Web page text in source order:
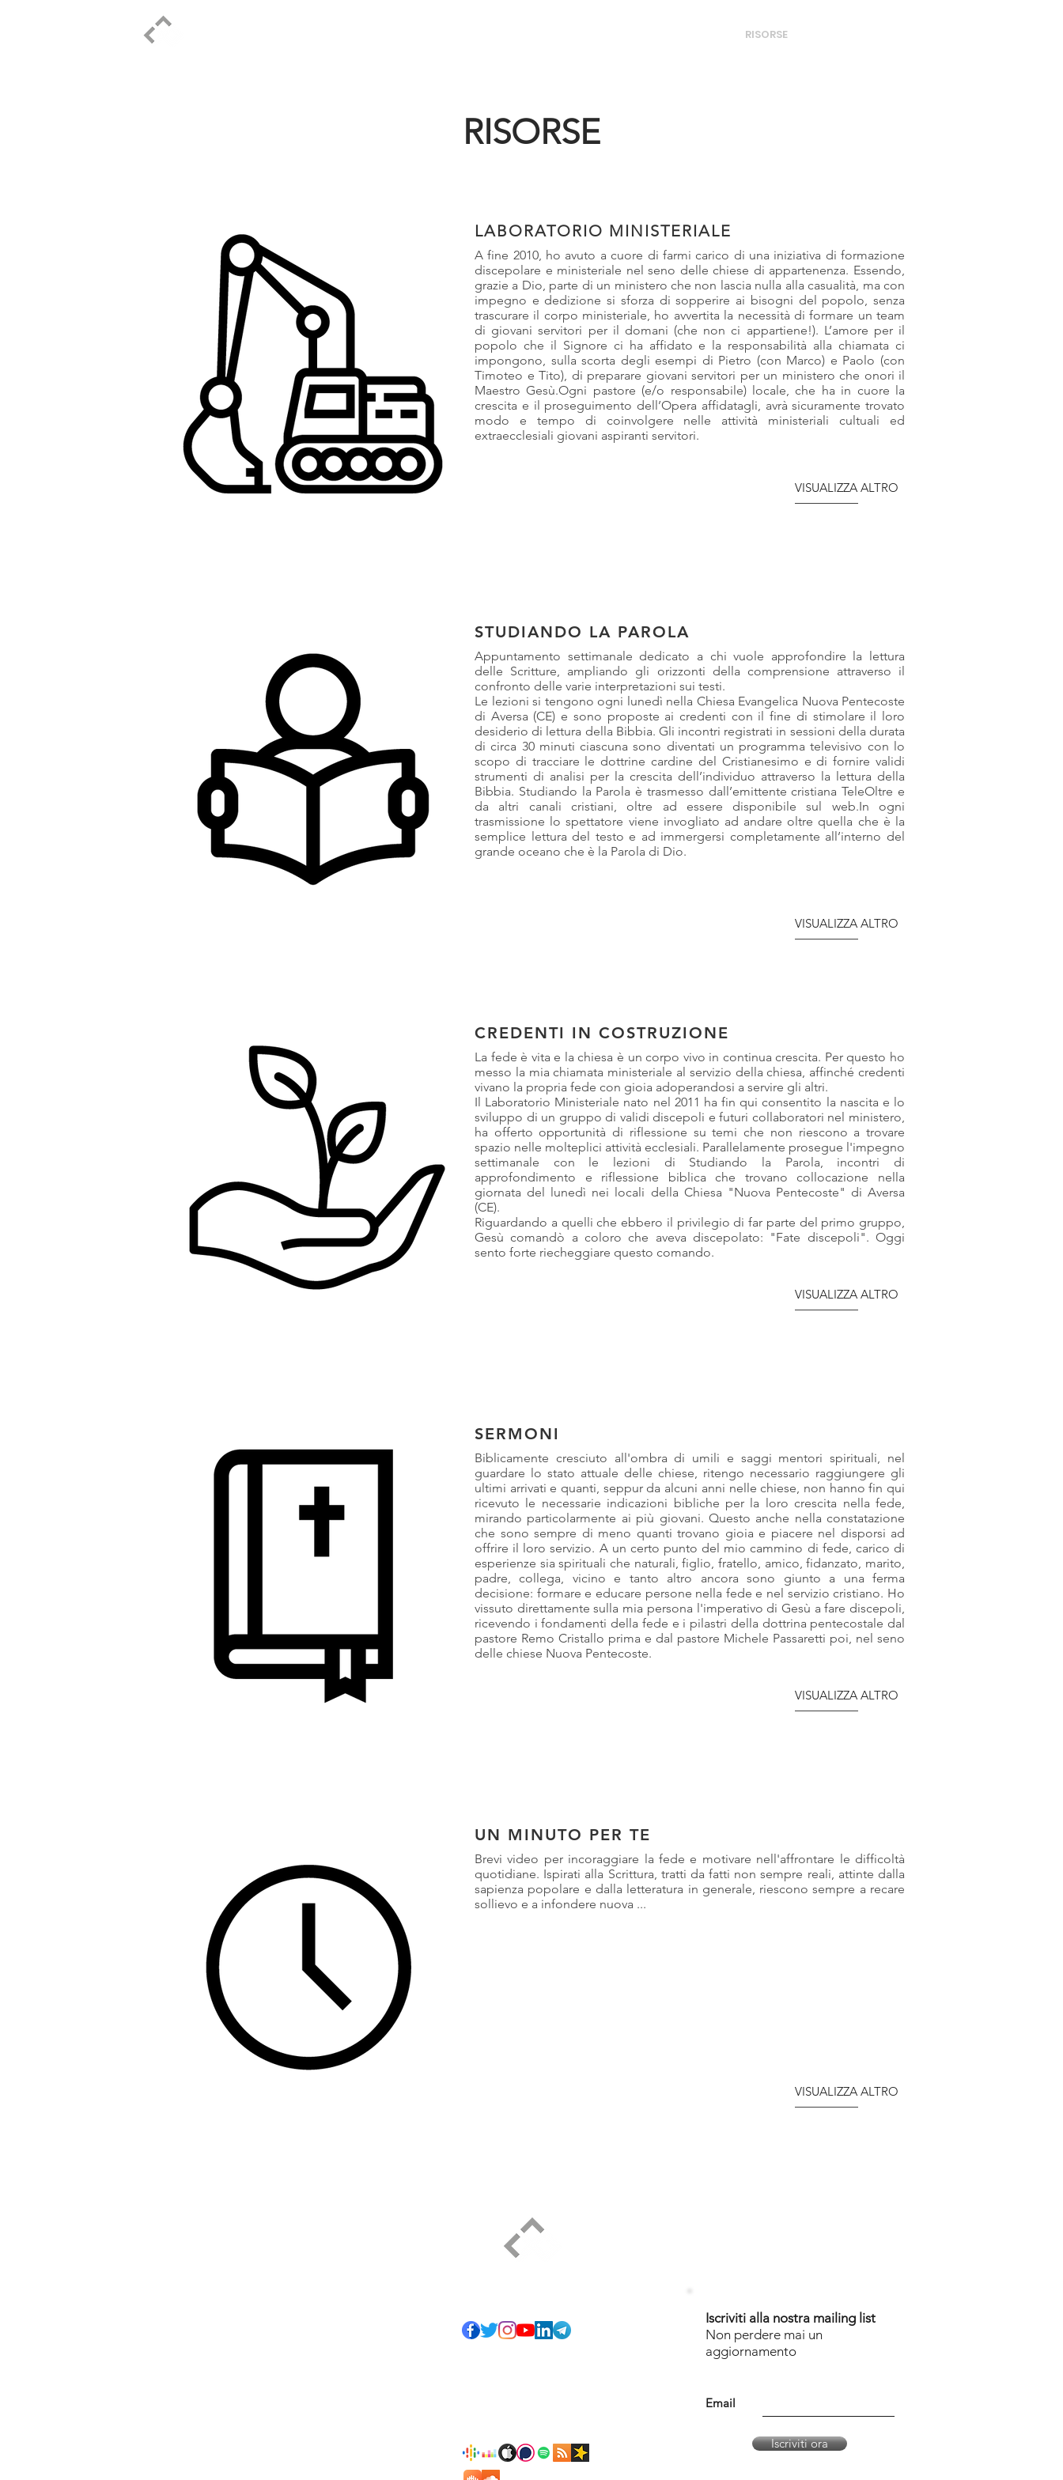
RISORSE
RISORSE
LABORATORIO MINISTERIALE
A fine 2010, ho avuto a cuore di farmi carico di una iniziativa di formazione
discepolare e ministeriale nel seno delle chiese di appartenenza. Essendo,
grazie a Dio, parte di un ministero che non lascia nulla alla casualità, ma con
impegno e dedizione si sforza di sopperire ai bisogni del popolo, senza
trascurare il corpo ministeriale, ho avvertita la necessità di formare un team
di giovani servitori per il domani (che non ci appartiene!). L’amore per il
popolo che il Signore ci ha affidato e la responsabilità alla chiamata ci
impongono, sulla scorta degli esempi di Pietro (con Marco) e Paolo (con
Timoteo e Tito), di preparare giovani servitori per un ministero che onori il
Maestro Gesù.Ogni pastore (e/o responsabile) locale, che ha in cuore la
crescita e il proseguimento dell’Opera affidatagli, avrà sicuramente trovato
modo e tempo di coinvolgere nelle attività ministeriali cultuali ed
extraecclesiali giovani aspiranti servitori.
VISUALIZZA ALTRO
STUDIANDO LA PAROLA
Appuntamento settimanale dedicato a chi vuole approfondire la lettura
delle Scritture, ampliando gli orizzonti della comprensione attraverso il
confronto delle varie interpretazioni sui testi.
Le lezioni si tengono ogni lunedì nella Chiesa Evangelica Nuova Pentecoste
di Aversa (CE) e sono proposte ai credenti con il fine di stimolare il loro
desiderio di lettura della Bibbia. Gli incontri registrati in sessioni della durata
di circa 30 minuti ciascuna sono diventati un programma televisivo con lo
scopo di tracciare le dottrine cardine del Cristianesimo e di fornire validi
strumenti di analisi per la crescita dell’individuo attraverso la lettura della
Bibbia. Studiando la Parola è trasmesso dall’emittente cristiana TeleOltre e
da altri canali cristiani, oltre ad essere disponibile sul web.In ogni
trasmissione lo spettatore viene invogliato ad andare oltre quella che è la
semplice lettura del testo e ad immergersi completamente all’interno del
grande oceano che è la Parola di Dio.
VISUALIZZA ALTRO
CREDENTI IN COSTRUZIONE
La fede è vita e la chiesa è un corpo vivo in continua crescita. Per questo ho
messo la mia chiamata ministeriale al servizio della chiesa, affinché credenti
vivano la propria fede con gioia adoperandosi a servire gli altri.
Il Laboratorio Ministeriale nato nel 2011 ha fin qui consentito la nascita e lo
sviluppo di un gruppo di validi discepoli e futuri collaboratori nel ministero,
ha offerto opportunità di riflessione su temi che non riescono a trovare
spazio nelle molteplici attività ecclesiali. Parallelamente prosegue l'impegno
settimanale con le lezioni di Studiando la Parola, incontri di
approfondimento e riflessione biblica che trovano collocazione nella
giornata del lunedì nei locali della Chiesa "Nuova Pentecoste" di Aversa
(CE).
Riguardando a quelli che ebbero il privilegio di far parte del primo gruppo,
Gesù comandò a coloro che aveva discepolato: "Fate discepoli". Oggi
sento forte riecheggiare questo comando.
VISUALIZZA ALTRO
SERMONI
Biblicamente cresciuto all'ombra di umili e saggi mentori spirituali, nel
guardare lo stato attuale delle chiese, ritengo necessario raggiungere gli
ultimi arrivati e quanti, seppur da alcuni anni nelle chiese, non hanno fin qui
ricevuto le necessarie indicazioni bibliche per la loro crescita nella fede,
mirando particolarmente ai più giovani. Questo anche nella constatazione
che sono sempre di meno quanti trovano gioia e piacere nel disporsi ad
offrire il loro servizio. A un certo punto del mio cammino di fede, carico di
esperienze sia spirituali che naturali, figlio, fratello, amico, fidanzato, marito,
padre, collega, vicino e tanto altro ancora sono giunto a una ferma
decisione: formare e educare persone nella fede e nel servizio cristiano. Ho
vissuto direttamente sulla mia persona l'imperativo di Gesù a fare discepoli,
ricevendo i fondamenti della fede e i pilastri della dottrina pentecostale dal
pastore Remo Cristallo prima e dal pastore Michele Passaretti poi, nel seno
delle chiese Nuova Pentecoste.
VISUALIZZA ALTRO
UN MINUTO PER TE
Brevi video per incoraggiare la fede e motivare nell'affrontare le difficoltà
quotidiane. Ispirati alla Scrittura, tratti da fatti non sempre reali, attinte dalla
sapienza popolare e dalla letteratura in generale, riescono sempre a recare
sollievo e a infondere nuova ...
VISUALIZZA ALTRO
Iscriviti alla nostra mailing list
Non perdere mai un
aggiornamento
Email
Iscriviti ora